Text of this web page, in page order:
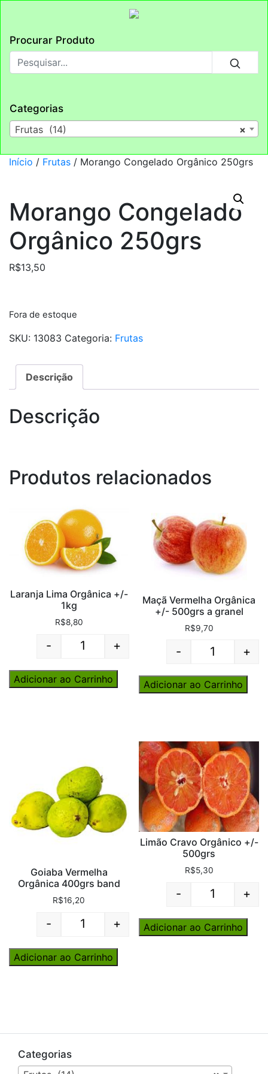
Procurar Produto
Categorias
×
Frutas (14)
Início / Frutas / Morango Congelado Orgânico 250grs
Morango Congelado
Orgânico 250grs
R$13,50
Fora de estoque
SKU: 13083 Categoria: Frutas
Descrição
Descrição
Produtos relacionados
Laranja Lima Orgânica +/-
1kg
R$8,80
Quantity
- +
Adicionar ao Carrinho
Maçã Vermelha Orgânica
+/- 500grs a granel
R$9,70
Quantity
- +
Adicionar ao Carrinho
Goiaba Vermelha
Orgânica 400grs band
R$16,20
Quantity
- +
Adicionar ao Carrinho
Limão Cravo Orgânico +/-
500grs
R$5,30
Quantity
- +
Adicionar ao Carrinho
Categorias